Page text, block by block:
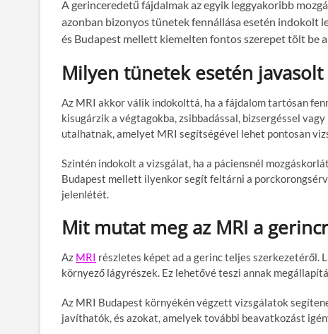
A gerinceredetű fájdalmak az egyik leggyakoribb
azonban bizonyos tünetek fennállása esetén indokolt
és Budapest mellett kiemelten fontos szerepet tölt be
Milyen tünetek esetén javasolt
Az MRI akkor válik indokolttá, ha a fájdalom tartósan
kisugárzik a végtagokba, zsibbadással, bizsergéssel
utalhatnak, amelyet MRI segítségével lehet pontosan
Szintén indokolt a vizsgálat, ha a páciensnél
Budapest mellett ilyenkor segít feltárni a
jelenlétét.
Mit mutat meg az MRI a
Az MRI részletes képet ad a gerinc teljes szerkezetéről.
környező lágyrészek. Ez lehetővé teszi annak
Az MRI Budapest környékén végzett vizsgálatok
javíthatók, és azokat, amelyek további beavatkozást